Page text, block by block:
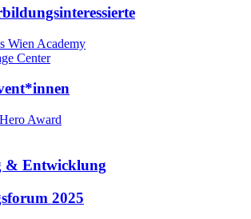
Wien Academy
Center
Award
& Entwicklung
2025